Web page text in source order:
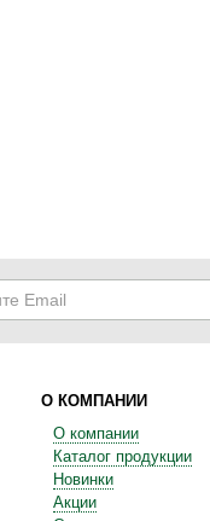
О КОМПАНИИ
О компании
Каталог продукции
Новинки
Акции